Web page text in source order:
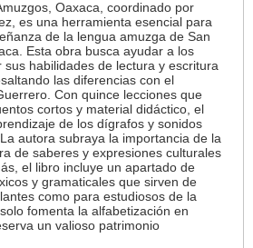
Oaxaca, coordinado por
es una herramienta esencial para
de la lengua amuzga de San
Esta obra busca ayudar a los
sus habilidades de lectura y escritura
las diferencias con el
Con quince lecciones que
cortos y material didáctico, el
de los dígrafos y sonidos
autora subraya la importancia de la
de saberes y expresiones culturales
el libro incluye un apartado de
y gramaticales que sirven de
como para estudiosos de la
fomenta la alfabetización en
un valioso patrimonio